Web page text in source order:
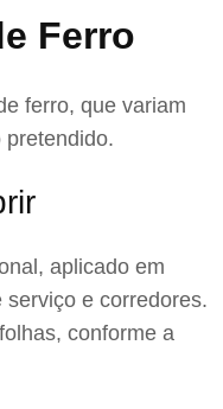
Ferro
ferro, que variam
pretendido.
aplicado em
e corredores.
conforme a